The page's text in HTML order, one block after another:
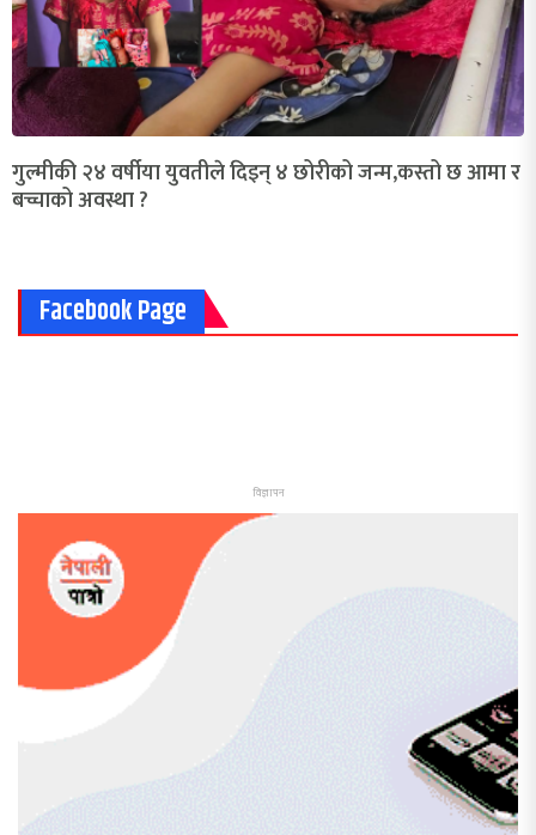
गुल्मीकी २४ वर्षीया युवतीले दिइन् ४ छोरीको जन्म,कस्तो छ आमा र
बच्चाको अवस्था ?
Facebook Page
विज्ञापन